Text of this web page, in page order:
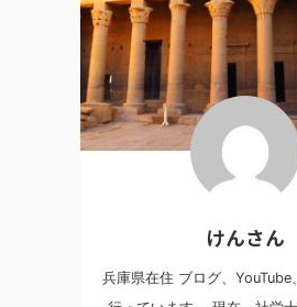
けんさん
兵庫県在住 ブログ、YouTube